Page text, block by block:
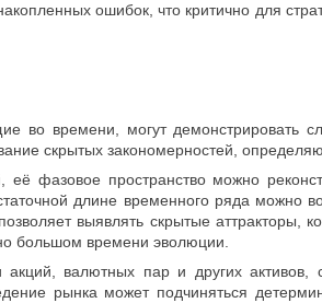
ошибок, что критично для
во времени, могут демонстрировать
скрытых закономерностей,
её фазовое пространство можно
длине временного ряда можно
выявлять скрытые аттракторы,
большом времени эволюции.
валютных пар и других
рынка может подчиняться